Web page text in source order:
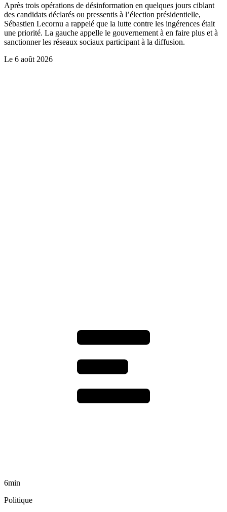
Après trois opérations de désinformation en quelques jours ciblant
des candidats déclarés ou pressentis à l’élection présidentielle,
Sébastien Lecornu a rappelé que la lutte contre les ingérences était
une priorité. La gauche appelle le gouvernement à en faire plus et à
sanctionner les réseaux sociaux participant à la diffusion.
Le 6 août 2026
6min
Politique